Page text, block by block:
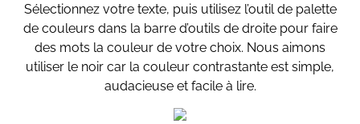
Sélectionnez votre texte, puis utilisez l’outil de palette
de couleurs dans la barre d’outils de droite pour faire
des mots la couleur de votre choix. Nous aimons
utiliser le noir car la couleur contrastante est simple,
audacieuse et facile à lire.